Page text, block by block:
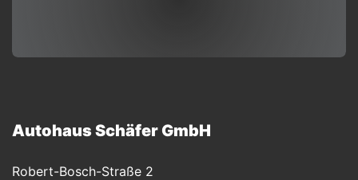
Autohaus Schäfer GmbH
Robert-Bosch-Straße 2